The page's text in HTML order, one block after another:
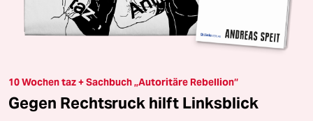
10 Wochen taz + Sachbuch „Autoritäre Rebellion“
Gegen Rechtsruck hilft Linksblick